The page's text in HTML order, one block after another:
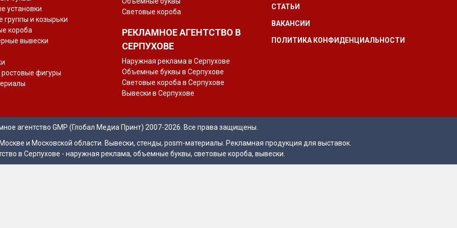
установки
группы и козырьки
короба
вывески
фигуры
Световые короба
РЕКЛАМНОЕ АГЕНТСТВО В
СЕРПУХОВЕ
Наружная реклама в Серпухове
Объемные буквы в Серпухове
Световые короба в Серпухове
Вывески в Серпухове
СТАТЬИ
ВАКАНСИИ
ПОЛИТИКА КОНФИДЕНЦИАЛЬНОСТИ
агентство GMP (Глобал Медиа Принт) 2007-2026. Все права защищены.
и Московской области. Вывески, стенды, posm-материалы. Рекламная продукция для выставок.
в Серпухове - наружная реклама, объемные буквы, световые короба, вывески.